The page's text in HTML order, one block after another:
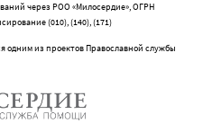
через РОО «Милосердие», ОГРН
(010), (140), (171)
одним из проектов Православной службы